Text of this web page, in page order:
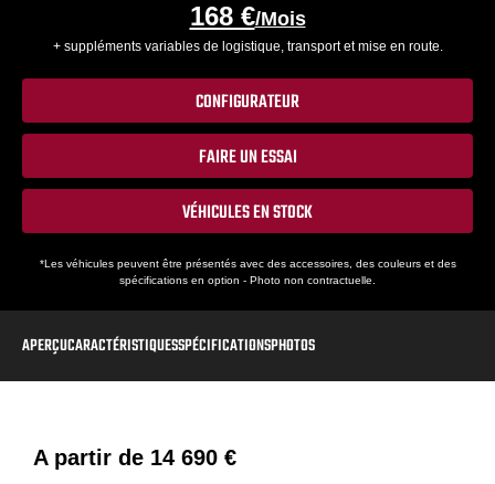
168 €/Mois
+ suppléments variables de logistique, transport et mise en route.
CONFIGURATEUR
FAIRE UN ESSAI
VÉHICULES EN STOCK
*Les véhicules peuvent être présentés avec des accessoires, des couleurs et des
spécifications en option - Photo non contractuelle.
APERÇUCARACTÉRISTIQUESSPÉCIFICATIONSPHOTOS
A partir de 14 690 €